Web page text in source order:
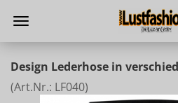
Design Lederhose in
(Art.Nr.: LF040)